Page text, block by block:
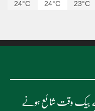
24°C
24°C
23°C
شہروں سے بیک وقت شائع ہونے